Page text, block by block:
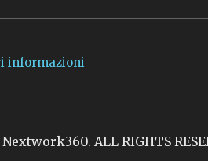
informazioni
ALL RIGHTS